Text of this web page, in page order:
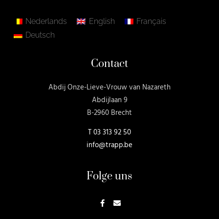
Nederlands English
Français
Deutsch
Contact
Abdij Onze-Lieve-Vrouw van Nazareth
Abdijlaan 9
B-2960 Brecht
T03 313 92 50
info@trapp.be
Folge uns